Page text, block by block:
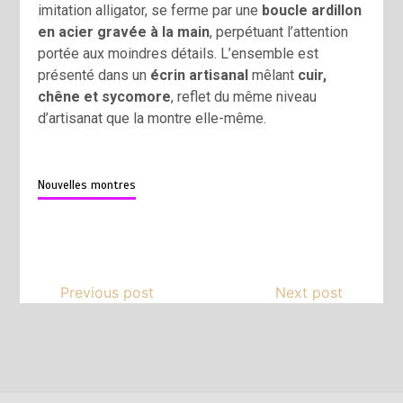
imitation alligator, se ferme par une boucle ardillon
en acier gravée à la main, perpétuant l’attention
portée aux moindres détails. L’ensemble est
présenté dans un écrin artisanal mêlant cuir,
chêne et sycomore, reflet du même niveau
d’artisanat que la montre elle-même.
Nouvelles montres
Previous post Next post